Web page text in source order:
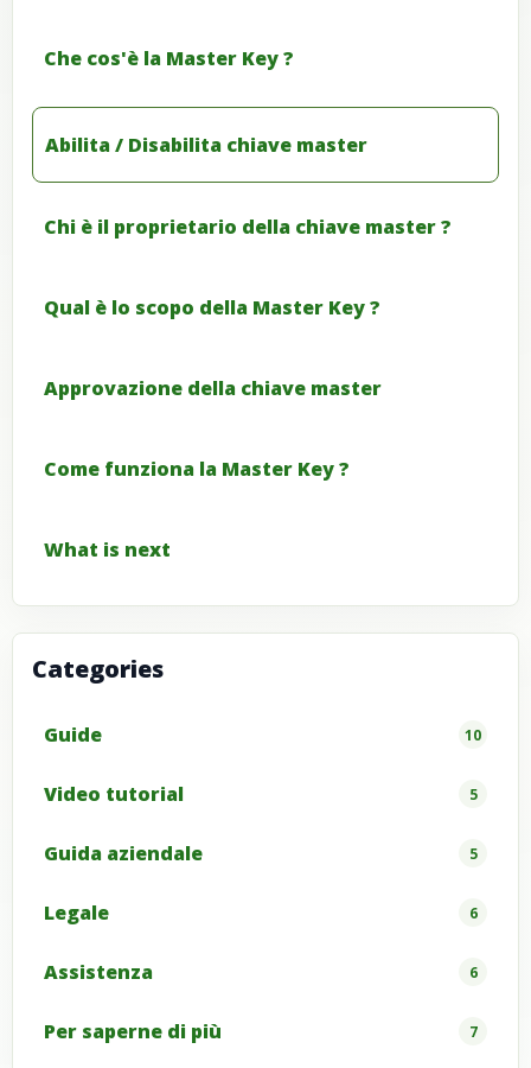
Che cos'è la Master Key ?
Abilita / Disabilita chiave master
Chi è il proprietario della chiave master ?
Qual è lo scopo della Master Key ?
Approvazione della chiave master
Come funziona la Master Key ?
What is next
Categories
Guide 10
Video tutorial 5
Guida aziendale 5
Legale 6
Assistenza 6
Per saperne di più 7